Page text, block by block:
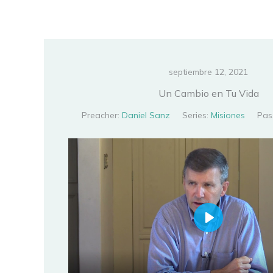
septiembre 12, 2021
Un Cambio en Tu Vida
Preacher: Daniel Sanz Series: Misiones
PLAY